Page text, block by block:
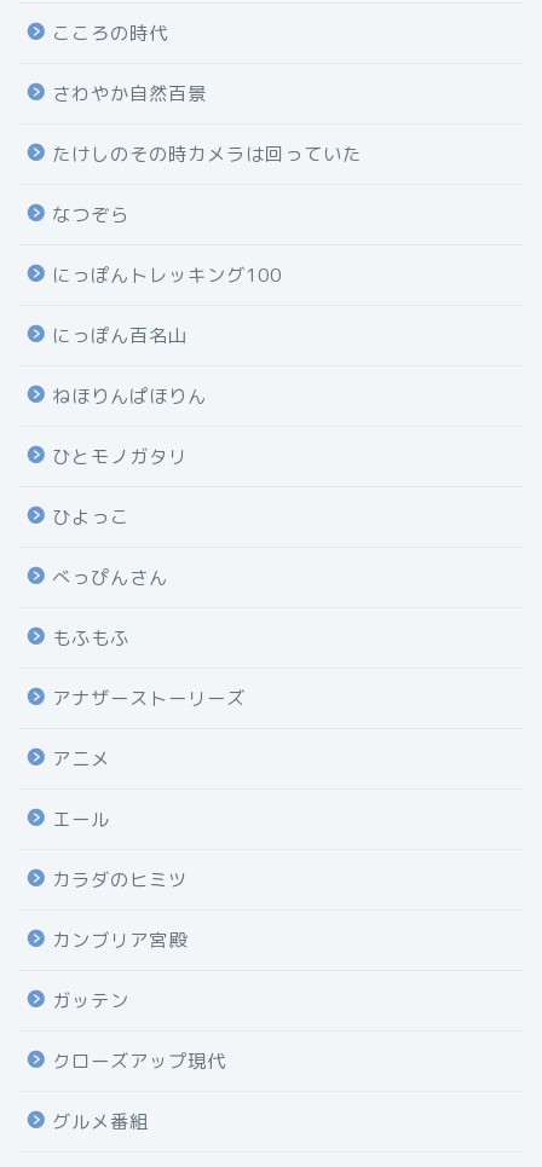
こころの時代
さわやか自然百景
たけしのその時カメラは回っていた
なつぞら
にっぽんトレッキング100
にっぽん百名山
ねほりんぱほりん
ひとモノガタリ
ひよっこ
べっぴんさん
もふもふ
アナザーストーリーズ
アニメ
エール
カラダのヒミツ
カンブリア宮殿
ガッテン
クローズアップ現代
グルメ番組